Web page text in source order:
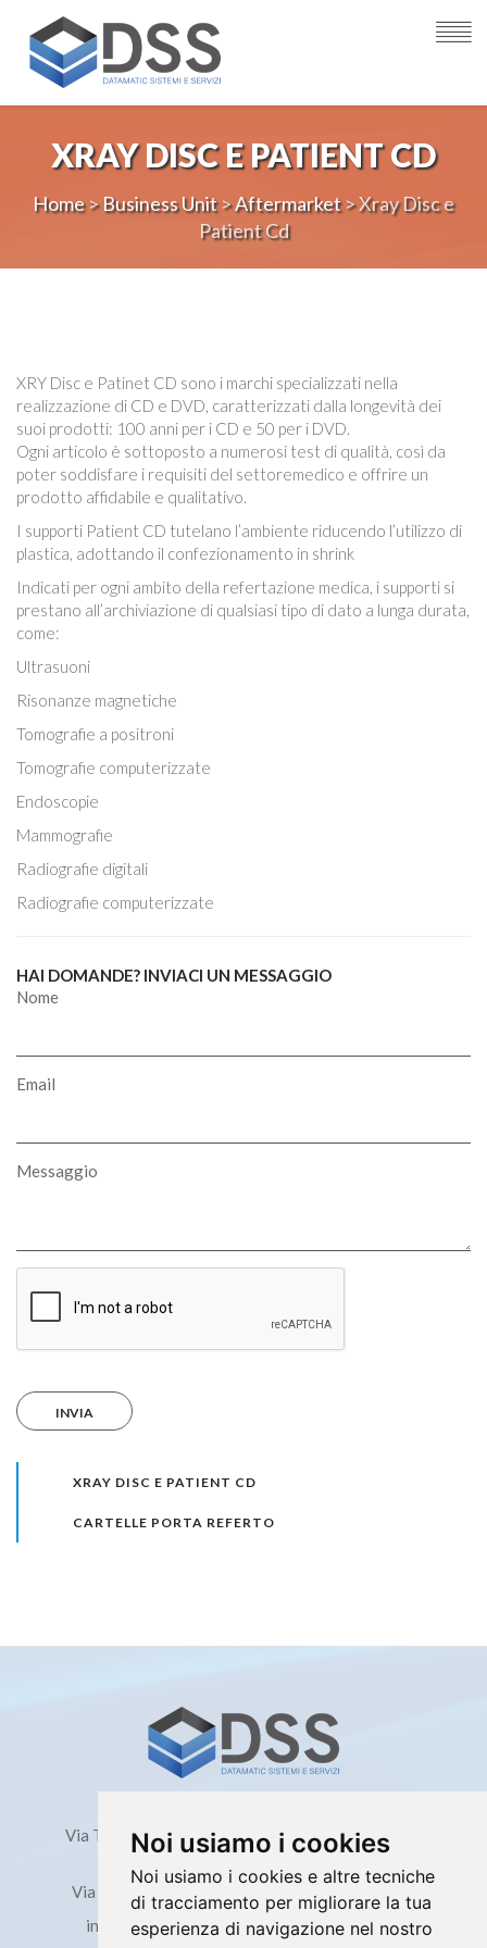
Noi usiamo i cookies
Noi usiamo i cookies e altre tecniche
di tracciamento per migliorare la tua
esperienza di navigazione nel nostro
XRAY DISC E PATIENT CD
Home>Business Unit>Aftermarket> Xray Disc e
Patient Cd
XRY Disc e Patinet CD sono i marchi specializzati nella
realizzazione di CD e DVD, caratterizzati dalla longevità dei
suoi prodotti: 100 anni per i CD e 50 per i DVD.
Ogni articolo è sottoposto a numerosi test di qualità, così da
poter soddisfare i requisiti del settoremedico e offrire un
prodotto affidabile e qualitativo.
I supporti Patient CD tutelano l’ambiente riducendo l’utilizzo di
plastica, adottando il confezionamento in shrink
Indicati per ogni ambito della refertazione medica, i supporti si
prestano all’archiviazione di qualsiasi tipo di dato a lunga durata,
come:
Ultrasuoni
Risonanze magnetiche
Tomografie a positroni
Tomografie computerizzate
Endoscopie
Mammografie
Radiografie digitali
Radiografie computerizzate
HAI DOMANDE? INVIACI UN MESSAGGIO
Nome
Email
Messaggio
XRAY DISC E PATIENT CD
CARTELLE PORTA REFERTO
Via Ticino, 68 - 20098 San Giuliano Milanese (MI)
Roma
Via Edoardo d'Onofrio, 212 - 00155 Roma (RM)
info@datamaticdss.it - datamaticdss@pec.it